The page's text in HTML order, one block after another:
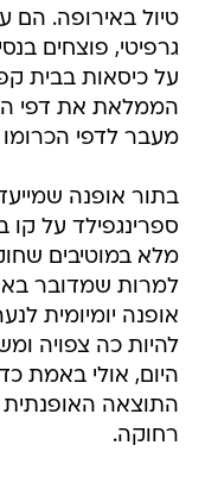
טיול באירופה. הם
גרפיטי, פוצחים
על כיסאות בבית
הממלאת את דפי
מעבר לדפי
בתור אופנה
ספרינגפילד על
מלא במוטיבים
למרות שמדובר
אופנה יומיומית
להיות כה צפויה
היום, אולי באמת
התוצאה האופנתית
רחוקה.